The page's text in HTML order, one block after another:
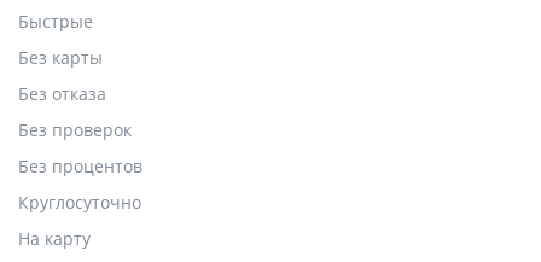
Быстрые
Без карты
Без отказа
Без проверок
Без процентов
Круглосуточно
На карту